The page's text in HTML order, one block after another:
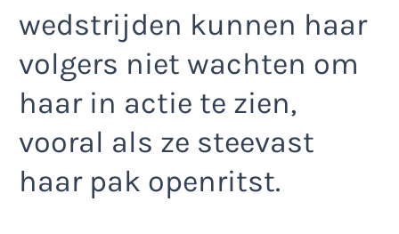
wedstrijden kunnen haar
volgers niet wachten om
haar in actie te zien,
vooral als ze steevast
haar pak openritst.